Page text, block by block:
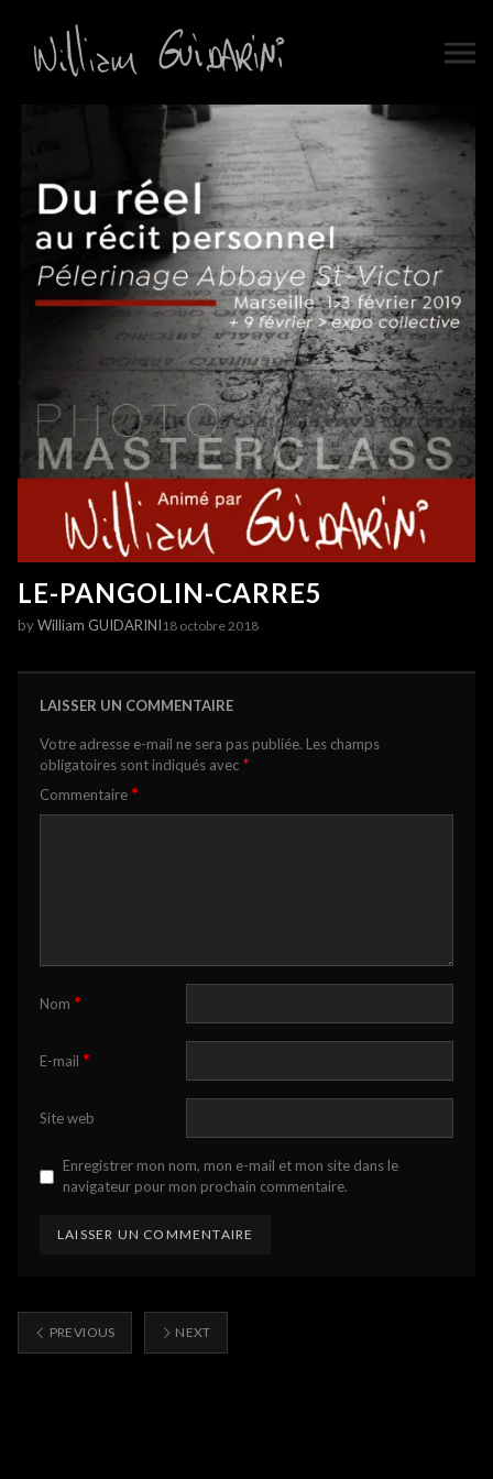
LE-PANGOLIN-CARRE5
byWilliam GUIDARINI 18 octobre 2018
LAISSER UN COMMENTAIRE
Votre adresse e-mail ne sera pas publiée. Les champs
obligatoires sont indiqués avec *
Commentaire *
Nom *
E-mail *
Site web
Enregistrer mon nom, mon e-mail et mon site dans le
navigateur pour mon prochain commentaire.
PREVIOUS NEXT